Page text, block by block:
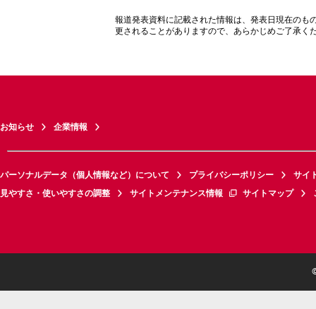
報道発表資料に記載された情報は、発表日現在のも
更されることがありますので、あらかじめご了承く
お知らせ 企業情報
パーソナルデータ（個人情報など）について プライバシーポリシー
サイ
見やすさ・使いやすさの調整
サイトメンテナンス情報 サイトマップ